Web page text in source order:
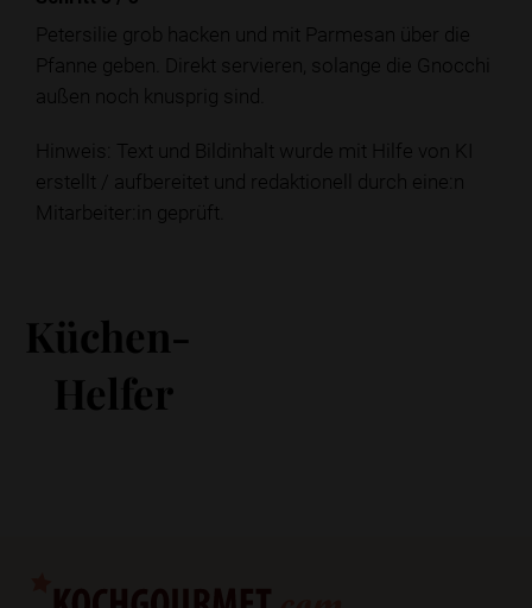
Petersilie grob hacken und mit Parmesan über die
Pfanne geben. Direkt servieren, solange die Gnocchi
außen noch knusprig sind.
Hinweis: Text und Bildinhalt wurde mit Hilfe von KI
erstellt / aufbereitet und redaktionell durch eine:n
Mitarbeiter:in geprüft.
Küchen-
Helfer